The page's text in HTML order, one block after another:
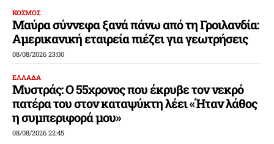
ΚΟΣΜΟΣ
Μαύρα σύννεφα ξανά πάνω από τη Γροιλανδία:
Αμερικανική εταιρεία πιέζει για γεωτρήσεις
08/08/2026 23:00
ΕΛΛΑΔΑ
Μυστράς: Ο 55χρονος που έκρυβε τον νεκρό
πατέρα του στον καταψύκτη λέει «Ήταν λάθος
η συμπεριφορά μου»
08/08/2026 22:45